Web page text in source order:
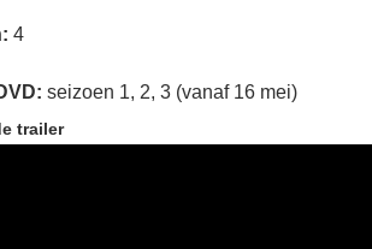
4
seizoen 1, 2, 3 (vanaf 16 mei)
trailer